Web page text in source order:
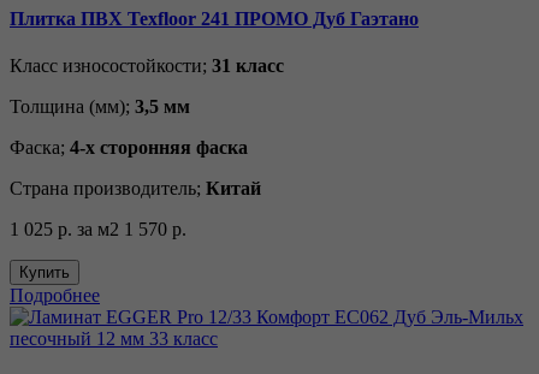
Плитка ПВХ Texfloor 241 ПРОМО Дуб Гаэтано
Класс износостойкости; 31 класс
Толщина (мм); 3,5 мм
Фаска; 4-х сторонняя фаска
Страна производитель; Китай
1 025 р. за м2 1 570 р.
Купить
Подробнее